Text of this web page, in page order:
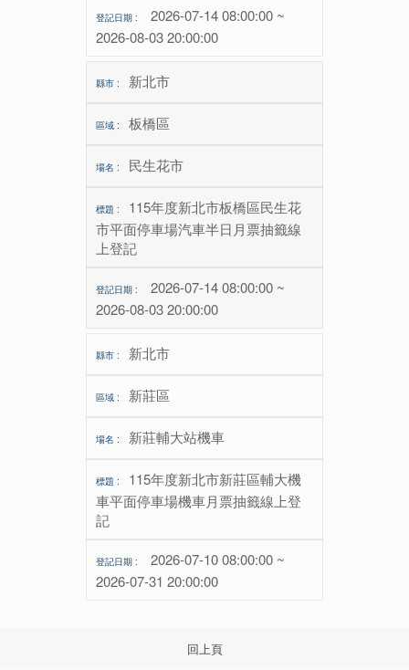
2026-08-03 20:00:00
新北市
板橋區
民生花市
115年度新北市板橋區民生花
市平面停車場汽車半日月票抽籤線
上登記
2026-08-03 20:00:00
新北市
新莊區
新莊輔大站機車
115年度新北市新莊區輔大機
車平面停車場機車月票抽籤線上登
記
2026-07-31 20:00:00
回上頁